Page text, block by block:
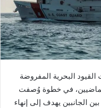
البحرية المفروضة
الماضيين، في خطوة وُصفت
الجانبين يهدف إلى إنهاء